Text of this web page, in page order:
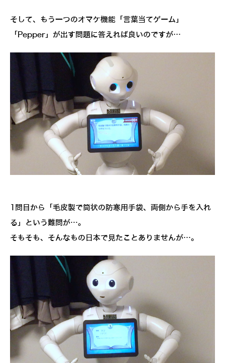
そして、もう一つのオマケ機能「言葉当てゲーム」
「Pepper」が出す問題に答えれば良いのですが…
1問目から「毛皮製で筒状の防寒用手袋、両側から手を入れ
る」という難問が…。
そもそも、そんなもの日本で見たことありませんが…。